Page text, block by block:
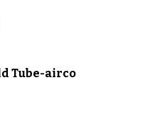
Tube-airco